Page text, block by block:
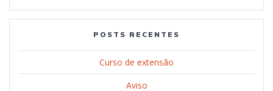
POSTS RECENTES
Curso de extensão
Aviso